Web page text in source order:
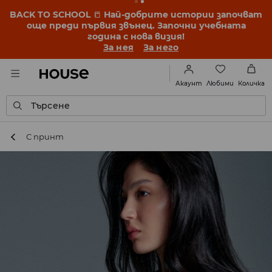
BACK TO SCHOOL 📒 Най-добрите истории започват
още преди първия звънец. Започни учебната
година с нова визия!
За нея
За него
Акаунт Любими Количка
Търсене
С принт